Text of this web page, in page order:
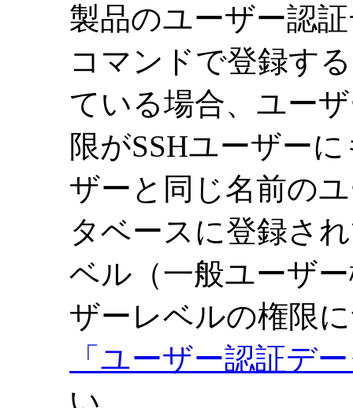
製品のユーザー認
コマンドで登録す
ている場合、ユー
限がSSHユーザー
ザーと同じ名前の
タベースに登録さ
ベル（一般ユーザ
ザーレベルの権限
「ユーザー認証デ
い。